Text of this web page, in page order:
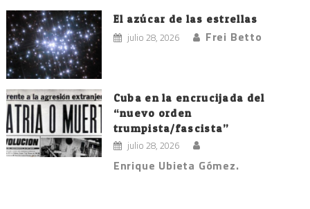
El azúcar de las estrellas
julio 28, 2026 Frei Betto
Cuba en la encrucijada del
“nuevo orden
trumpista/fascista”
julio 28, 2026
Enrique Ubieta Gómez.